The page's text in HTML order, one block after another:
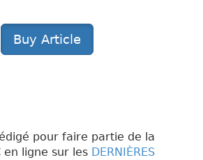
Buy Article
pour faire partie de la
en ligne sur les DERNIÈRES